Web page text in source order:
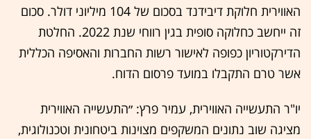
האווירית חלוקת דיבידנד בסכום של 104 מיליוני דולר. סכום
זה ייחשב כחלוקה סופית בגין רווחי שנת 2022. החלטת
הדירקטוריון כפופה לאישור רשות החברות והאסיפה הכללית
אשר טרם התקבלו במועד פרסום הדוח.
יו"ר התעשייה האווירית, עמיר פרץ: ״התעשייה האווירית
מציגה שוב נתונים המשקפים מצוינות ביטחונית וטכנולוגית,